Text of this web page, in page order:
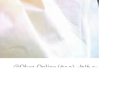
«عكاظ» (جدة) Okaz-Online@